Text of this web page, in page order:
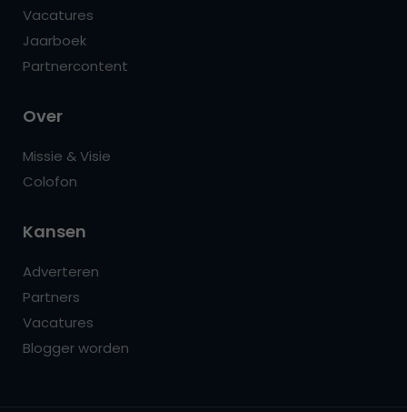
Vacatures
Jaarboek
Partnercontent
Over
Missie & Visie
Colofon
Kansen
Adverteren
Partners
Vacatures
Blogger worden